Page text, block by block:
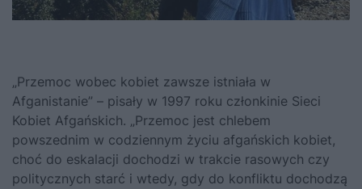
„Przemoc wobec kobiet zawsze istniała w
Afganistanie” – pisały w 1997 roku członkinie Sieci
Kobiet Afgańskich. „Przemoc jest chlebem
powszednim w codziennym życiu afgańskich kobiet,
choć do eskalacji dochodzi w trakcie rasowych czy
politycznych starć i wtedy, gdy do konfliktu dochodzą